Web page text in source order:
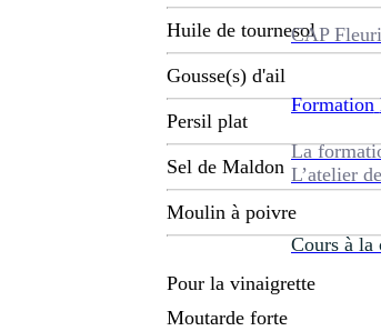
CAP
Formation
La
L’atelier
Cours à la
Huile de tournesol
Gousse(s) d'ail
Persil plat
Sel de Maldon
Moulin à poivre
Pour la vinaigrette
Moutarde forte